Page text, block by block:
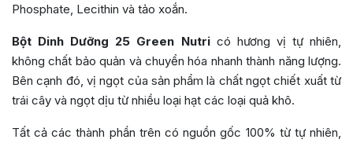
Phosphate, Lecithin và tảo xoắn.
Bột Dinh Dưỡng 25 Green Nutricó hương vị tự nhiên,
không chất bảo quản và chuyển hóa nhanh thành năng lượng.
Bên cạnh đó, vị ngọt của sản phẩm là chất ngọt chiết xuất từ
trái cây và ngọt dịu từ nhiều loại hạt các loại quả khô.
Tất cả các thành phần trên có nguồn gốc 100% từ tự nhiên,